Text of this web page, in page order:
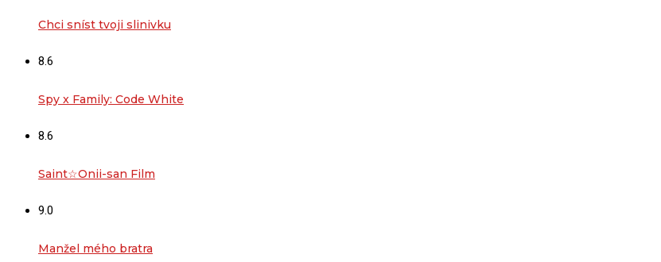
Chci sníst tvoji slinivku
8.6
Spy x Family: Code White
8.6
Saint☆Onii-san Film
9.0
Manžel mého bratra